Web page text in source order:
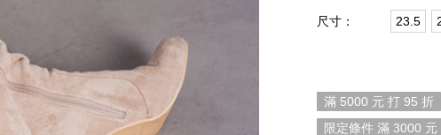
尺寸： 23.5
滿 5000 元 打 95 折
限定條件 滿 3000 元